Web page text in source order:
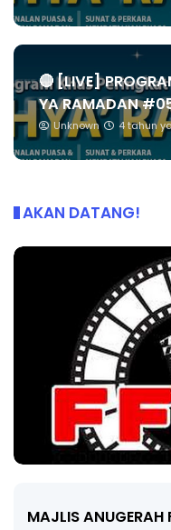
🔴 [LIVE]
YA RAMADAN
Unknown 4 tahun
AKAN DATANG!